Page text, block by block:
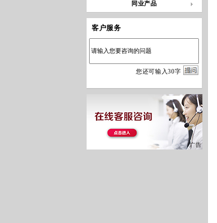
同业产品
客户服务
您还可输入30字